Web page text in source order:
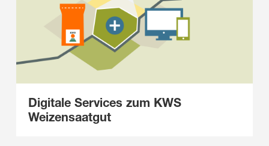
Digitale Services zum KWS
Weizensaatgut